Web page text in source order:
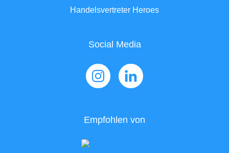
Handelsvertreter Heroes
Social Media
Empfohlen von